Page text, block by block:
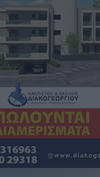
12 ώρες
κατά 34% οι
σύνορα
κέρδισε
ξαπλώστρες στις
του
12 ώρες